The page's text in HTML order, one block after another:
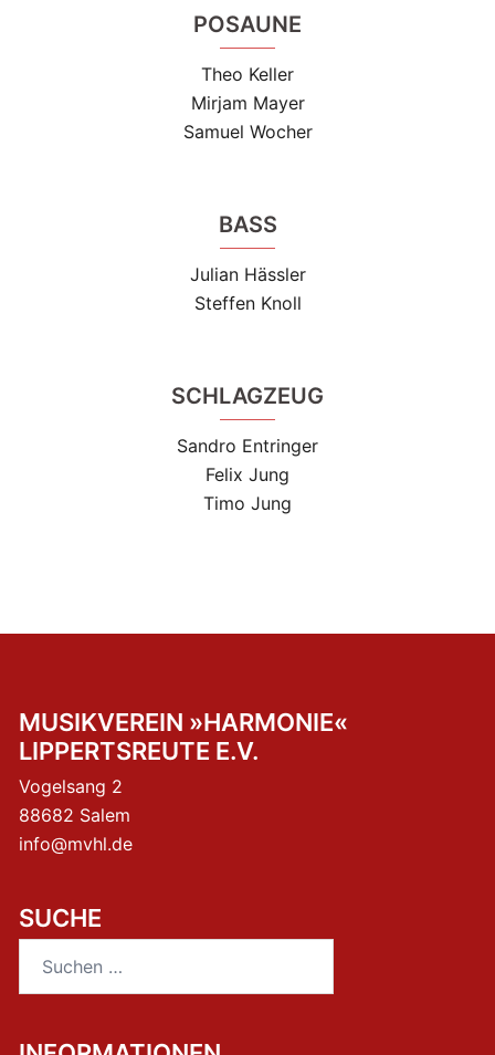
POSAUNE
Theo Keller
Mirjam Mayer
Samuel Wocher
BASS
Julian Hässler
Steffen Knoll
SCHLAGZEUG
Sandro Entringer
Felix Jung
Timo Jung
MUSIKVEREIN »HARMONIE«
LIPPERTSREUTE E.V.
Vogelsang 2
88682 Salem
info@mvhl.de
SUCHE